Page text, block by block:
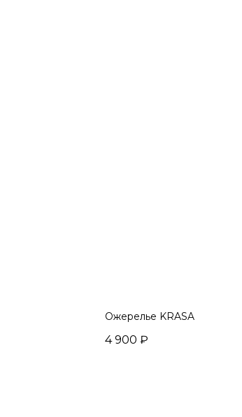
Ожерелье KRASA
4 900 ₽